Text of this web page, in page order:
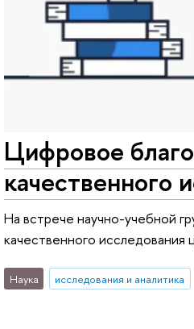
Цифровое
качественного
На встрече научно-учебной
качественного исследования
Наука исследования и аналитика